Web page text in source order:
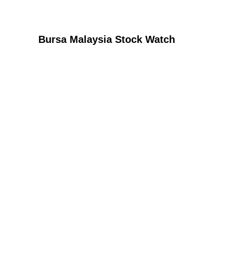
Bursa Malaysia Stock Watch